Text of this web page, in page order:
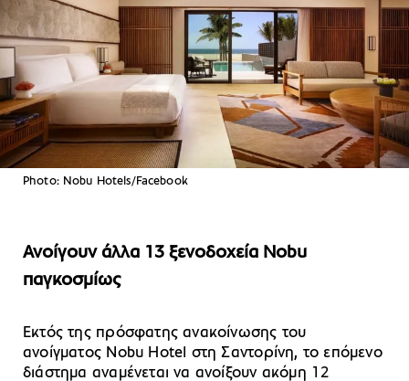
Photo: Nobu Hotels/Facebook
Ανοίγουν άλλα 13 ξενοδοχεία Nobu
παγκοσμίως
Εκτός της πρόσφατης ανακοίνωσης του
ανοίγματος Nobu Hotel στη Σαντορίνη, το επόμενο
διάστημα αναμένεται να ανοίξουν ακόμη 12